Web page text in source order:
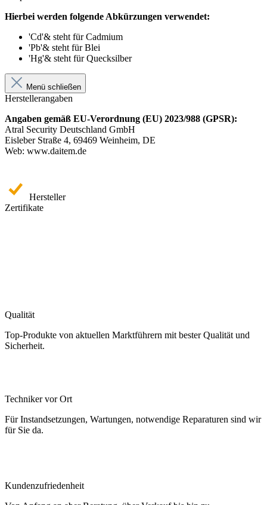
Hierbei werden folgende Abkürzungen verwendet:
'Cd'& steht für Cadmium
'Pb'& steht für Blei
'Hg'& steht für Quecksilber
Menü schließen
Herstellerangaben
Angaben gemäß EU-Verordnung (EU) 2023/988 (GPSR):
Atral Security Deutschland GmbH
Eisleber Straße 4, 69469 Weinheim, DE
Web: www.daitem.de
Hersteller
Zertifikate
Qualität
Top-Produkte von aktuellen Marktführern mit bester Qualität und
Sicherheit.
Techniker vor Ort
Für Instandsetzungen, Wartungen, notwendige Reparaturen sind wir
für Sie da.
Kundenzufriedenheit